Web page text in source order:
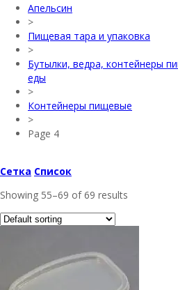
Апельсин
>
Пищевая тара и упаковка
>
Бутылки, ведра, контейнеры
еды
>
Контейнеры пищевые
>
Page 4
Сетка Список
Showing 55–69 of 69 results